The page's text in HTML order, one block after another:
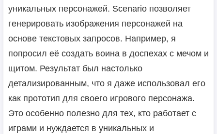
уникальных персонажей. Scenario позволяет
генерировать изображения персонажей на
основе текстовых запросов. Например, я
попросил её создать воина в доспехах с мечом и
щитом. Результат был настолько
детализированным, что я даже использовал его
как прототип для своего игрового персонажа.
Это особенно полезно для тех, кто работает с
играми и нуждается в уникальных и